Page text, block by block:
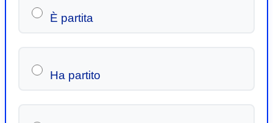
È partita
Ha partito